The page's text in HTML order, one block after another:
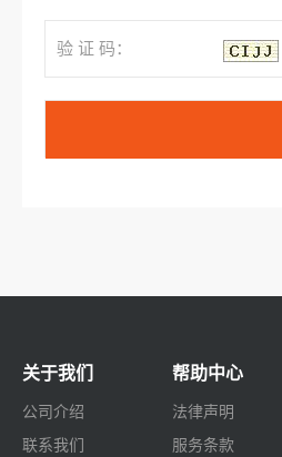
验 证 码：
关于我们
公司介绍
联系我们
帮助中心
法律声明
服务条款